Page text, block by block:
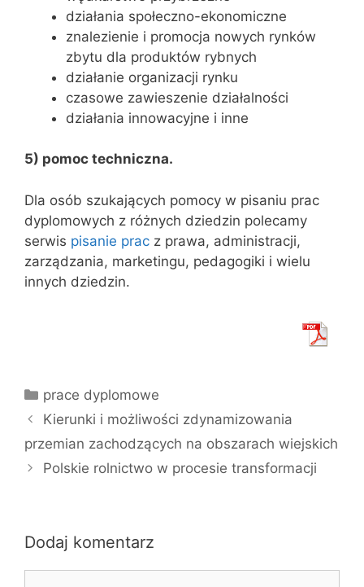
działania społeczno-ekonomiczne
znalezienie i promocja nowych rynków
zbytu dla produktów rybnych
działanie organizacji rynku
czasowe zawieszenie działalności
działania innowacyjne i inne
5) pomoc techniczna.
Dla osób szukających pomocy w pisaniu prac
dyplomowych z różnych dziedzin polecamy
serwis pisanie prac z prawa, administracji,
zarządzania, marketingu, pedagogiki i wielu
innych dziedzin.
Kategorie
prace dyplomowe
Kierunki i możliwości zdynamizowania
przemian zachodzących na obszarach wiejskich
Polskie rolnictwo w procesie transformacji
Dodaj komentarz